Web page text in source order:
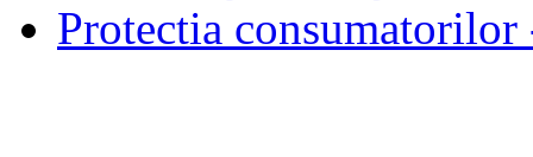
Protectia